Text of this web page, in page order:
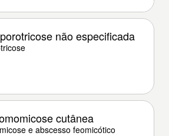
não especificada
cutânea
e abscesso feomicótico